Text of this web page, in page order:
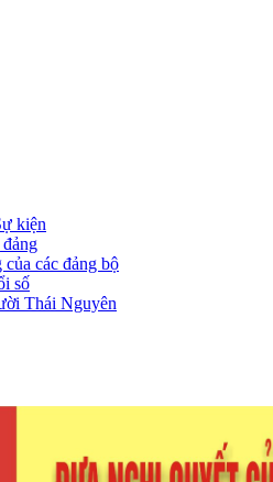
kiện
các đảng bộ
số
Thái Nguyên